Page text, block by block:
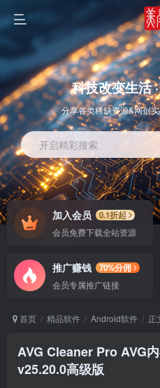
OS教程
Arch Linux
科技改变生活
分享各类稀缺资源&网创
开启精彩搜索
加入会员
0.1折起
会员免费下载全站资源
推广赚钱
70%分佣
会员专属推广链接
首页 精品软件 Android软件 正
AVG Cleaner Pro AVG
v25.20.0高级版